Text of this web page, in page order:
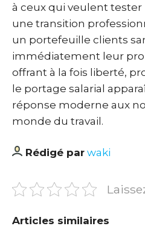
à ceux qui veulent
une transition
un portefeuille clients
immédiatement leur
offrant à la fois liberté,
le portage salarial
réponse moderne aux
monde du travail.
Rédigé par waki
Articles similaires